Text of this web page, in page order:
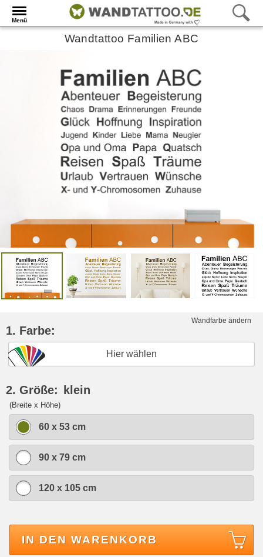
Menü
Wandtattoo Familien ABC
Wandfarbe ändern
1. Farbe:
Hier wählen
2. Größe: klein
(Breite x Höhe)
60 x 53 cm
90 x 79 cm
120 x 105 cm
IN DEN WARENKORB